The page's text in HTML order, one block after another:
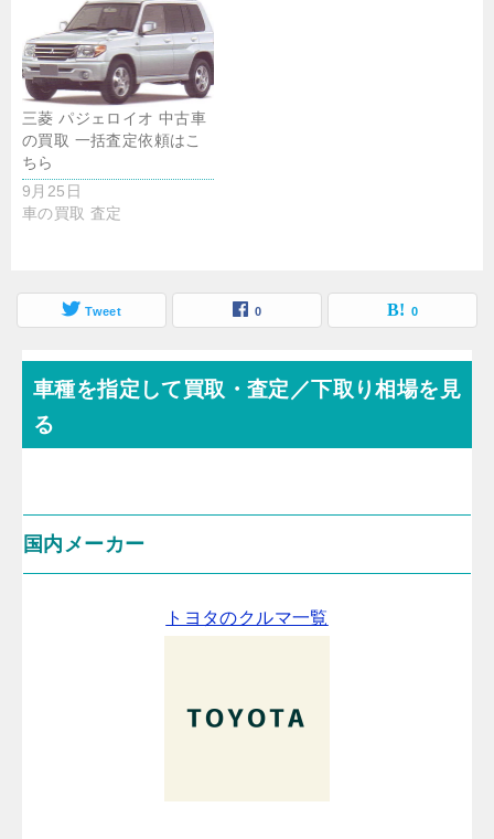
三菱 パジェロイオ 中古車
の買取 一括査定依頼はこ
ちら
9月25日
車の買取 査定
Tweet 0 0
車種を指定して買取・査定／下取り相場を見
る
国内メーカー
トヨタのクルマ一覧